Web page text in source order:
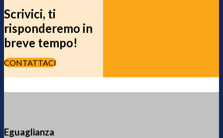
Scrivici, ti
risponderemo in
breve tempo!
CONTATTACI
Eguaglianza